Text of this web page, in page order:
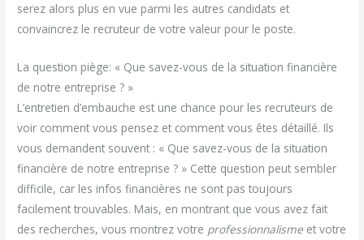
serez alors plus en vue parmi les autres candidats et
convaincrez le recruteur de votre valeur pour le poste.
La question piège: « Que savez-vous de la situation financière
de notre entreprise ? »
L’entretien d’embauche est une chance pour les recruteurs de
voir comment vous pensez et comment vous êtes détaillé. Ils
vous demandent souvent : « Que savez-vous de la situation
financière de notre entreprise ? » Cette question peut sembler
difficile, car les infos financières ne sont pas toujours
facilement trouvables. Mais, en montrant que vous avez fait
des recherches, vous montrez votre professionnalisme et votre